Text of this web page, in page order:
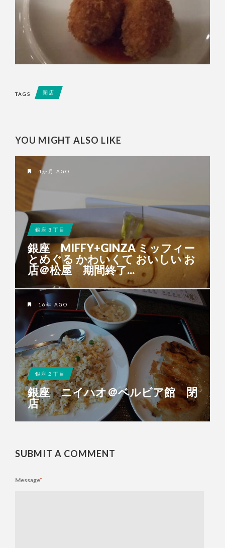
TAGS 閉店
YOU MIGHT ALSO LIKE
4か月 AGO
銀座３丁目
銀座 MIFFY+GINZA ミッフィー
と​めぐる​ かわいくて​ おいしい​ お
店＠松屋 期間終了...
16年 AGO
銀座２丁目
銀座 ニイハオ＠ベルビア館 閉
店
SUBMIT A COMMENT
Message*